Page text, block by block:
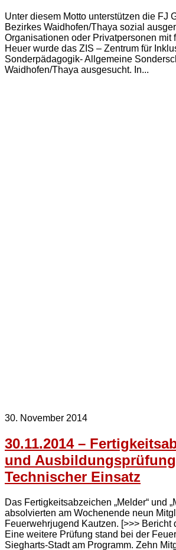
Unter diesem Motto unterstützen die FJ
Bezirkes Waidhofen/Thaya sozial
Organisationen oder Privatpersonen mit
Heuer wurde das ZIS – Zentrum für
Sonderpädagogik- Allgemeine
Waidhofen/Thaya ausgesucht. In...
30. November 2014
30.11.2014 –
und Ausbildungsprüfung
Technischer Einsatz
Das Fertigkeitsabzeichen „Melder“ und
absolvierten am Wochenende neun
Feuerwehrjugend Kautzen. [>>> Bericht
Eine weitere Prüfung stand bei der
Siegharts-Stadt am Programm. Zehn